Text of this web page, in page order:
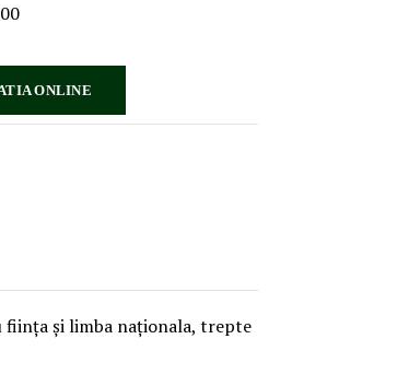
ONLINE
ființa și limba naționala, trepte